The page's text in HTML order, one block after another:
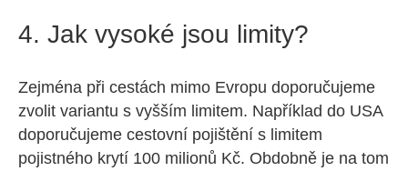
4. Jak vysoké jsou limity?
Zejména při cestách mimo Evropu doporučujeme
zvolit variantu s vyšším limitem. Například do USA
doporučujeme cestovní pojištění s limitem
pojistného krytí 100 milionů Kč. Obdobně je na tom